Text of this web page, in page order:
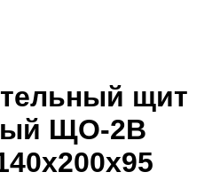
щит
ЩО-2В